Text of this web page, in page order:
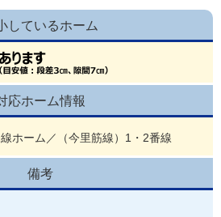
しているホーム
応ホーム情報
線ホーム／（今里筋線）1・2番線
備考